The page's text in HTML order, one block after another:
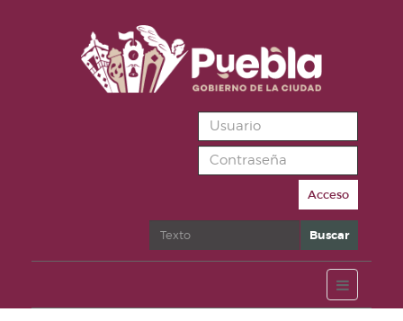
Acceso
Buscar Buscar